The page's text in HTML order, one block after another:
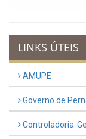
LINKS ÚTEIS
AMUPE
Governo de
Controladoria-